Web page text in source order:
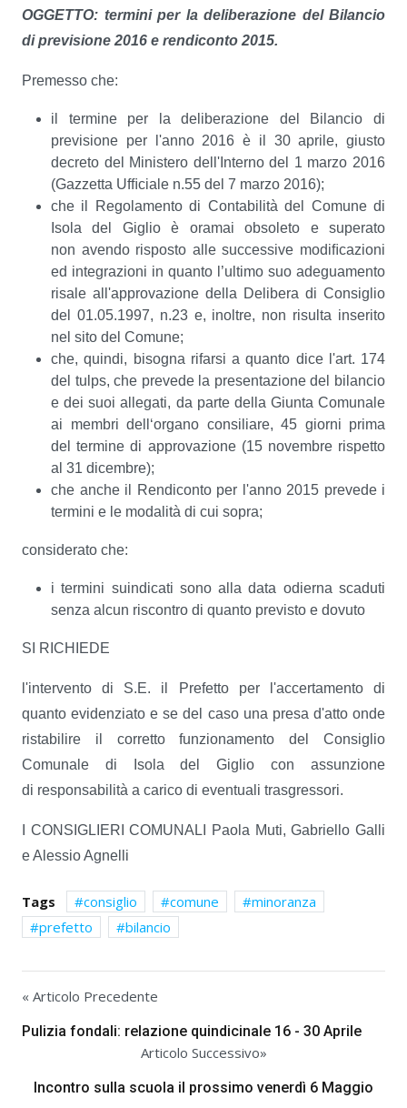
OGGETTO: termini per la deliberazione del Bilancio
di previsione 2016 e rendiconto 2015.
Premesso che:
il termine per la deliberazione del Bilancio di
previsione per l'anno 2016 è il 30 aprile, giusto
decreto del Ministero dell'Interno del 1 marzo 2016
(Gazzetta Ufﬁciale n.55 del 7 marzo 2016);
che il Regolamento di Contabilità del Comune di
Isola del Giglio è oramai obsoleto e superato
non avendo risposto alle successive modiﬁcazioni
ed integrazioni in quanto l’ultimo suo adeguamento
risale all'approvazione della Delibera di Consiglio
del 01.05.1997, n.23 e, inoltre, non risulta inserito
nel sito del Comune;
che, quindi, bisogna rifarsi a quanto dice l'art. 174
del tulps, che prevede la presentazione del bilancio
e dei suoi allegati, da parte della Giunta Comunale
ai membri dell‘organo consiliare, 45 giorni prima
del termine di approvazione (15 novembre rispetto
al 31 dicembre);
che anche il Rendiconto per l'anno 2015 prevede i
termini e le modalità di cui sopra;
considerato che:
i termini suindicati sono alla data odierna scaduti
senza alcun riscontro di quanto previsto e dovuto
SI RICHIEDE
l'intervento di S.E. il Prefetto per l'accertamento di
quanto evidenziato e se del caso una presa d'atto onde
ristabilire il corretto funzionamento del Consiglio
Comunale di Isola del Giglio con assunzione
di responsabilità a carico di eventuali trasgressori.
I CONSIGLIERI COMUNALI Paola Muti, Gabriello Galli
e Alessio Agnelli
Tags consiglio comune
minoranza
prefetto
bilancio
« Articolo Precedente
Pulizia fondali: relazione quindicinale 16 - 30 Aprile
Articolo Successivo»
Incontro sulla scuola il prossimo venerdì 6 Maggio